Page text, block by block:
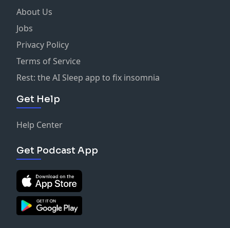
About Us
Jobs
Privacy Policy
Terms of Service
Rest: the AI Sleep app to fix insomnia
Get Help
Help Center
Get Podcast App